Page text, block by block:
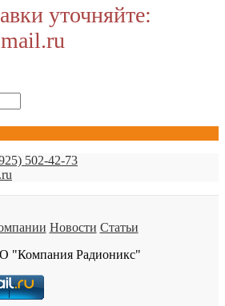
уточняйте:
502-42-73
Новости Статьи
"Компания Радионикс"